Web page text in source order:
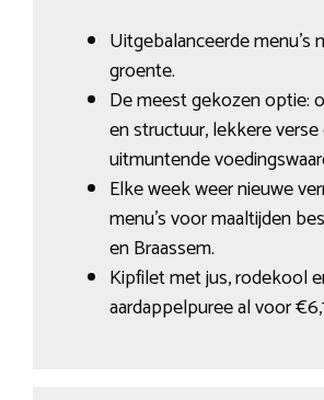
Uitgebalanceerde menu’s
groente.
De meest gekozen optie:
en structuur, lekkere
uitmuntende
Elke week weer nieuwe
menu’s voor maaltijden
en Braassem.
Kipfilet met jus, rodekool
aardappelpuree al voor